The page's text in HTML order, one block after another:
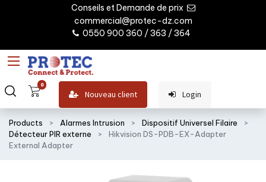
Conseils et Demande de prix
commercial@protec-dz.com
0550 900 360 / 363 / 364
0
Nouveau client Login
Products Alarmes Intrusion
Dispositif Universel Filaire
Détecteur PIR externe
Hikvision DS-PDB-EX-Adapter
External Adapter